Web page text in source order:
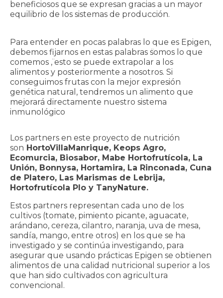
beneficiosos que se expresan gracias a un mayor
equilibrio de los sistemas de producción.
Para entender en pocas palabras lo que es Epigen,
debemos fijarnos en estas palabras ̈somos lo que
comemos ̈, esto se puede extrapolar a los
alimentos y posteriormente a nosotros. Si
conseguimos frutas con la mejor expresión
genética natural, tendremos un alimento que
mejorará directamente nuestro sistema
inmunológico
Los partners en este proyecto de nutrición
son HortoVillaManrique, Keops Agro,
Ecomurcia, Biosabor, Mabe Hortofrutícola, La
Unión, Bonnysa, Hortamira, La Rinconada, Cuna
de Platero, Las Marismas de Lebrija,
Hortofrutícola Plo y TanyNature.
Estos partners representan cada uno de los
cultivos (tomate, pimiento picante, aguacate,
arándano, cereza, cilantro, naranja, uva de mesa,
sandía, mango, entre otros) en los que se ha
investigado y se continúa investigando, para
asegurar que usando prácticas Epigen se obtienen
alimentos de una calidad nutricional superior a los
que han sido cultivados con agricultura
convencional.